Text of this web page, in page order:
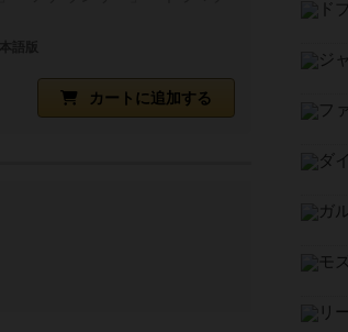
カートに追加する